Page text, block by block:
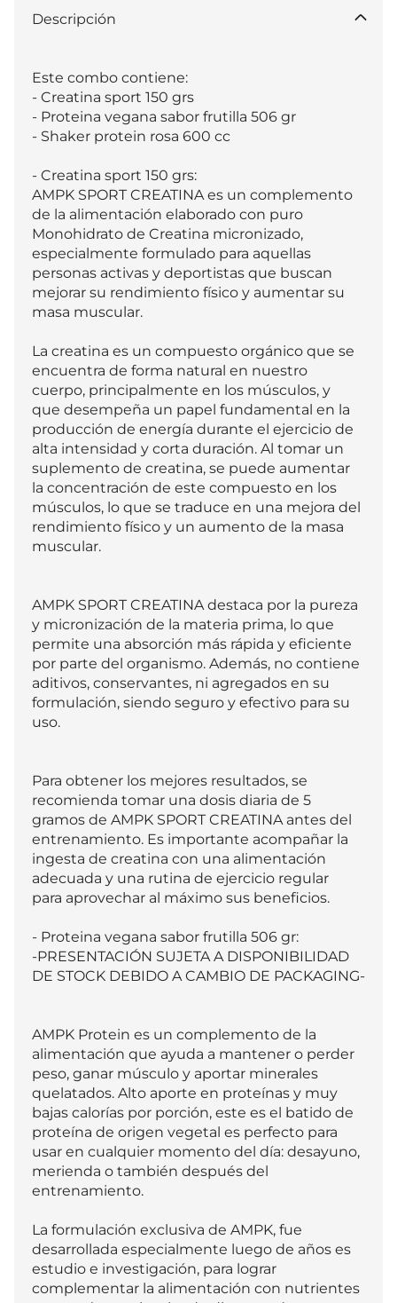
Descripción
Este combo contiene:
- Creatina sport 150 grs
- Proteina vegana sabor frutilla 506 gr
- Shaker protein rosa 600 cc
- Creatina sport 150 grs:
AMPK SPORT CREATINA es un complemento
de la alimentación elaborado con puro
Monohidrato de Creatina micronizado,
especialmente formulado para aquellas
personas activas y deportistas que buscan
mejorar su rendimiento físico y aumentar su
masa muscular.
La creatina es un compuesto orgánico que se
encuentra de forma natural en nuestro
cuerpo, principalmente en los músculos, y
que desempeña un papel fundamental en la
producción de energía durante el ejercicio de
alta intensidad y corta duración. Al tomar un
suplemento de creatina, se puede aumentar
la concentración de este compuesto en los
músculos, lo que se traduce en una mejora del
rendimiento físico y un aumento de la masa
muscular.
AMPK SPORT CREATINA destaca por la pureza
y micronización de la materia prima, lo que
permite una absorción más rápida y eficiente
por parte del organismo. Además, no contiene
aditivos, conservantes, ni agregados en su
formulación, siendo seguro y efectivo para su
uso.
Para obtener los mejores resultados, se
recomienda tomar una dosis diaria de 5
gramos de AMPK SPORT CREATINA antes del
entrenamiento. Es importante acompañar la
ingesta de creatina con una alimentación
adecuada y una rutina de ejercicio regular
para aprovechar al máximo sus beneficios.
- Proteina vegana sabor frutilla 506 gr:
-PRESENTACIÓN SUJETA A DISPONIBILIDAD
DE STOCK DEBIDO A CAMBIO DE PACKAGING-
AMPK Protein es un complemento de la
alimentación que ayuda a mantener o perder
peso, ganar músculo y aportar minerales
quelatados. Alto aporte en proteínas y muy
bajas calorías por porción, este es el batido de
proteína de origen vegetal es perfecto para
usar en cualquier momento del día: desayuno,
merienda o también después del
entrenamiento.
La formulación exclusiva de AMPK, fue
desarrollada especialmente luego de años es
estudio e investigación, para lograr
complementar la alimentación con nutrientes